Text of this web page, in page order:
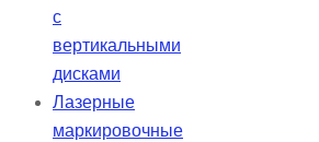
с
вертикальными
дисками
Лазерные
маркировочные